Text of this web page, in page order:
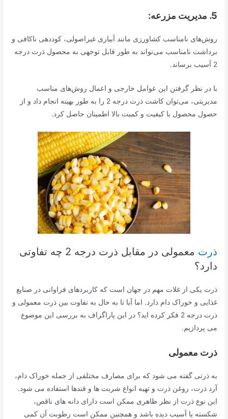
5. مدیریت مزرعه:
روش‌های نامناسب کشاورزی مانند آبیاری غیراصولی، کوددهی ناکافی و
برداشت نامناسب می‌تواند به طور قابل توجهی به محصول ذرت درجه
2 آسیب برساند.
با در نظر گرفتن این عوامل خارجی و اعمال روش‌های مناسب
مدیریتی، می‌توان کاشت ذرت درجه 2 را به طور بهینه انجام داد و از
حصول محصول با کیفیت و کمیت بالا اطمینان حاصل کرد.
ذرت
معمولی در مقابل ذرت درجه 2 چه تفاوتی
دارد؟
ذرت یکی از غلات مهم در جهان است که کاربردهای فراوانی در صنایع
غذایی و خوراک دام دارد. اما آیا تا به حال به تفاوت بین ذرت معمولی و
ذرت درجه 2 فکر کرده اید؟ در این پاراگراف به بررسی این موضوع
می پردازیم.
ذرت معمولی
به ذرتی گفته می شود که برای مصارف مختلفی از جمله خوراک دام،
آرد ذرت، روغن ذرت و تهیه انواع شربت ها و قندها استفاده می شود.
این نوع ذرت از نظر ظاهری ممکن است دارای دانه های ناقص،
شکسته یا آسیب دیده باشد و همچنین ممکن است رطوبت آن کمی